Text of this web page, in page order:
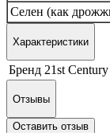
Селен (как
Характеристики
Бренд 21st Century
Отзывы
Оставить отзыв